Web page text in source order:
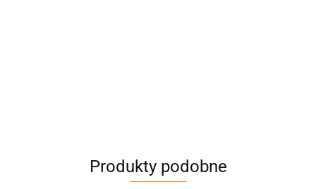
Produkty podobne